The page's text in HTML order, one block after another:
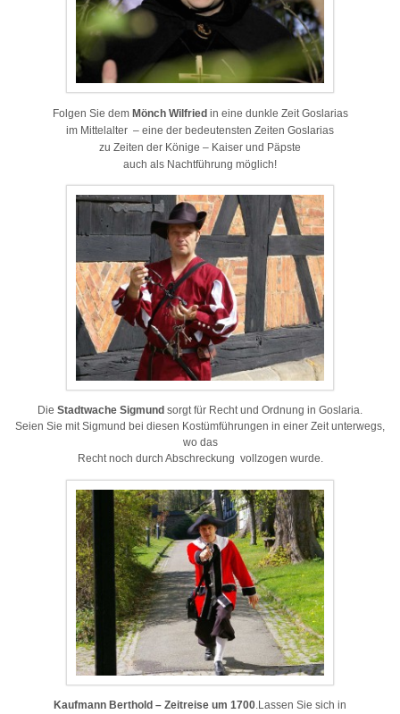
Folgen Sie demMönch Wilfriedin eine dunkle Zeit Goslarias
im Mittelalter – eine der bedeutensten Zeiten Goslarias
zu Zeiten der Könige – Kaiser und Päpste
auch als Nachtführung möglich!
Die Stadtwache Sigmund sorgt für Recht und Ordnung in Goslaria.
Seien Sie mit Sigmund bei diesen Kostümführungen in einer Zeit unterwegs,
wo das
Recht noch durch Abschreckung vollzogen wurde.
Kaufmann Berthold – Zeitreise um 1700.Lassen Sie sich in